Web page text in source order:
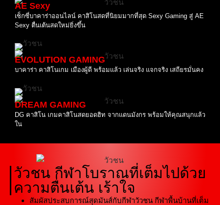
AE Sexy
เซ็กซี่บาคาร่าออนไลน์ คาสิโนสดที่นิยมมากที่สุด Sexy Gaming สู่ AE
Sexy ตื่นเต้นสดใหม่ยิ่งขึ้น
EVOLUTION GAMING
บาคาร่า คาสิโนเกม เมืองผู้ดี พร้อมแล้ว เล่นจริง แจกจริง เสถียรมั่นคง
DREAM GAMING
DG คาสิโน เกมคาสิโนสดยอดฮิท จากแดนมังกร พร้อมให้คุณสนุกแล้ว
ใน
วัวชน กีฬาโบราณที่เต็มไปด้วย
ความตื่นเต้น เร้าใจ
สัมผัสประสบการณ์สุดมันส์กับกีฬาวัวชน กีฬาพื้นบ้านที่เต็ม